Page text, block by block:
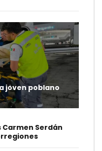
joven poblano
Carmen Serdán